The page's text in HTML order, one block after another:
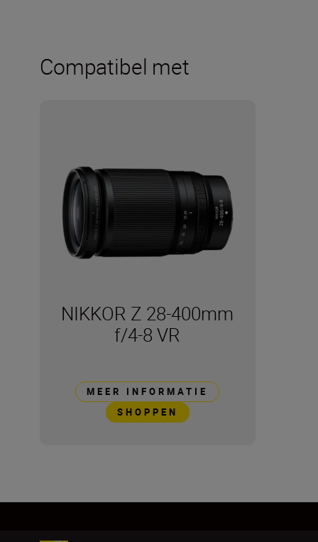
Compatibel met
NIKKOR Z 28-400mm
f/4-8 VR
MEER INFORMATIE
SHOPPEN